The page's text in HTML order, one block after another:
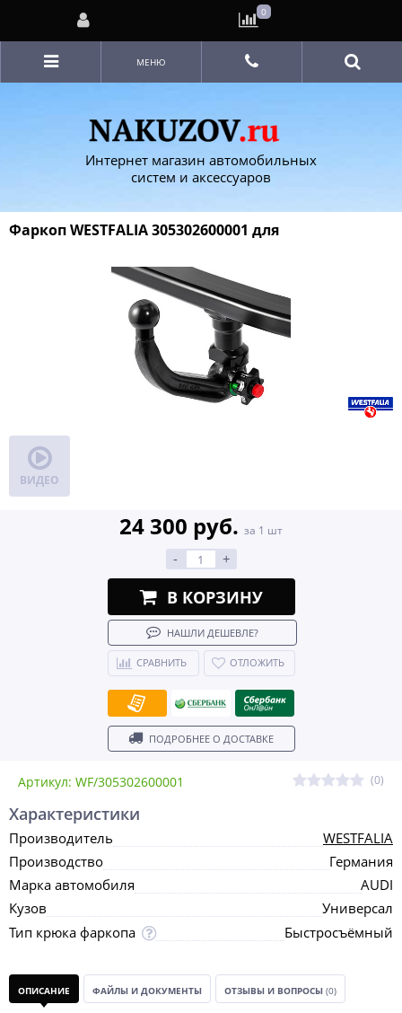
Интернет магазин автомобильных
систем и аксессуаров
МЕНЮ
Фаркоп WESTFALIA 305302600001 для
ВИДЕО
Артикул: WF/305302600001 (0)
24 300 руб. за 1 шт
- +
В КОРЗИНУ
НАШЛИ ДЕШЕВЛЕ?
СРАВНИТЬ ОТЛОЖИТЬ
ПОДРОБНЕЕ О ДОСТАВКЕ
Характеристики
Производитель
WESTFALIA
Производство
Германия
Марка автомобиля
AUDI
Кузов
Универсал
Тип крюка фаркопа
Быстросъёмный
ОПИСАНИЕ ФАЙЛЫ И ДОКУМЕНТЫ ОТЗЫВЫ И ВОПРОСЫ (0)
0